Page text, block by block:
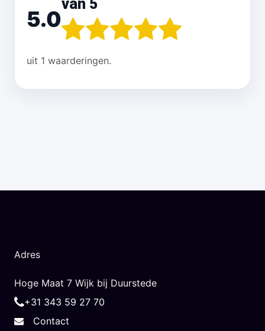
5.0
van 5
uit 1 waarderingen.
Adres
Hoge Maat 7 Wijk bij Duurstede
+31 343 59 27 70
Contact